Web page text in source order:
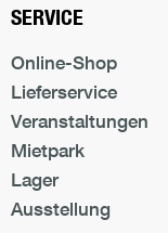
SERVICE
Online-Shop
Lieferservice
Veranstaltungen
Mietpark
Lager
Ausstellung